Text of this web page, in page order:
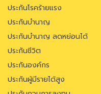
ประกันโรคร้ายแรง
ประกันบำนาญ
ประกันบำนาญ ลดหย่อนได้
ประกันชีวิต
ประกันองค์กร
ประกันผู้มีรายได้สูง